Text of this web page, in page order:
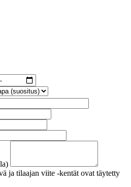
ja tilaajan viite -kentät ovat täytetty